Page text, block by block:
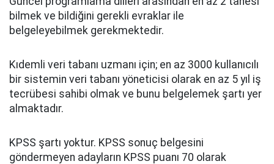
bilmek ve bildiğini gerekli evraklar ile
belgeleyebilmek gerekmektedir.
Kıdemli veri tabanı uzmanı için; en az 3000 kullanıcılı
bir sistemin veri tabanı yöneticisi olarak en az 5 yıl iş
tecrübesi sahibi olmak ve bunu belgelemek şartı yer
almaktadır.
KPSS şartı yoktur. KPSS sonuç belgesini
göndermeyen adayların KPSS puanı 70 olarak